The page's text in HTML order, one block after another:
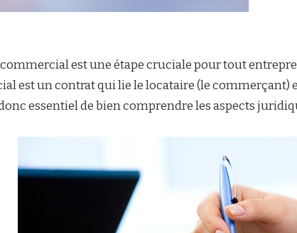
commercial est une étape cruciale pour tout
est un contrat qui lie le locataire (le
essentiel de bien comprendre les aspects